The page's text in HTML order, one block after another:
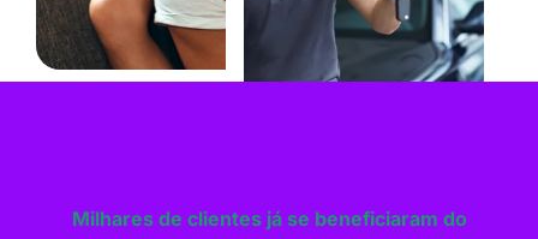
Milhares de clientes já se beneficiaram do